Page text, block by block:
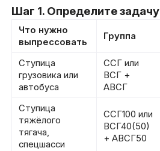
Шаг 1. Определите задачу
Что нужно
выпрессовать
Группа
Ступица
грузовика или
автобуса
ССГ или
ВСГ +
АВСГ
Ступица
тяжёлого
тягача,
спецшасси
ССГ100 или
ВСГ40(50)
+ АВСГ50